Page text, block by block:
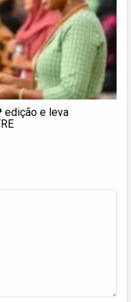
edição e leva